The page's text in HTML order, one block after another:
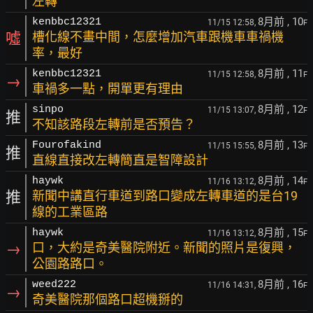
噓
kenbbc12321 11/15 12:58, 8月前 , 10F
槽化線不畫中間，怎麼增加汽車跟機車車禍機
率，最好
→ kenbbc12321 11/15 12:58, 8月前 , 11 F
車禍多一點，開單更有理由
推 sinpo 11/15 13:07, 8月前 , 12F
不知該路段左轉前是否預告？
推 Fourofakind 11/15 15:55, 8月前 , 13F
直線直接改左轉簡直是智障設計
推
haywk 11/16 13:12, 8月前 , 14F
新聞中講直行車道到路口變成左轉車道的是台19
線的工業區路
→
haywk 11/16 13:12, 8月前 , 15F
口，大約是奇美醫院附近。新聞的照片是復興，
公園路路口。
→ weed222 11/16 14:31, 8月前 , 16F
奇美醫院那個路口超機掰的